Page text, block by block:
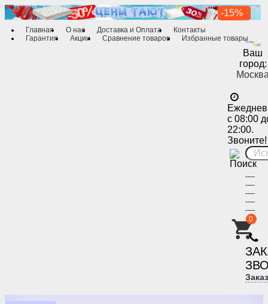
Главная О нас Доставка и Оплата
Контакты
Гарантия
Акции Сравнение товаров Избранные товары
Ваш
город:
с 08:00
22:00.
Звоните!
----
----
----
----
----
----
0
-15%